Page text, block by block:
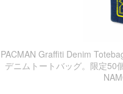
PACMAN Graffiti Denim
デニムトートバッグ。限定50